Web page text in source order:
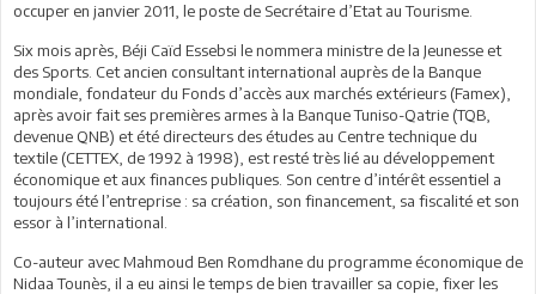
occuper en janvier 2011, le poste de Secrétaire d’Etat au Tourisme.
Six mois après, Béji Caïd Essebsi le nommera ministre de la Jeunesse et
des Sports. Cet ancien consultant international auprès de la Banque
mondiale, fondateur du Fonds d’accès aux marchés extérieurs (Famex),
après avoir fait ses premières armes à la Banque Tuniso-Qatrie (TQB,
devenue QNB) et été directeurs des études au Centre technique du
textile (CETTEX, de 1992 à 1998), est resté très lié au développement
économique et aux finances publiques. Son centre d’intérêt essentiel a
toujours été l’entreprise : sa création, son financement, sa fiscalité et son
essor à l’international.
Co-auteur avec Mahmoud Ben Romdhane du programme économique de
Nidaa Tounès, il a eu ainsi le temps de bien travailler sa copie, fixer les